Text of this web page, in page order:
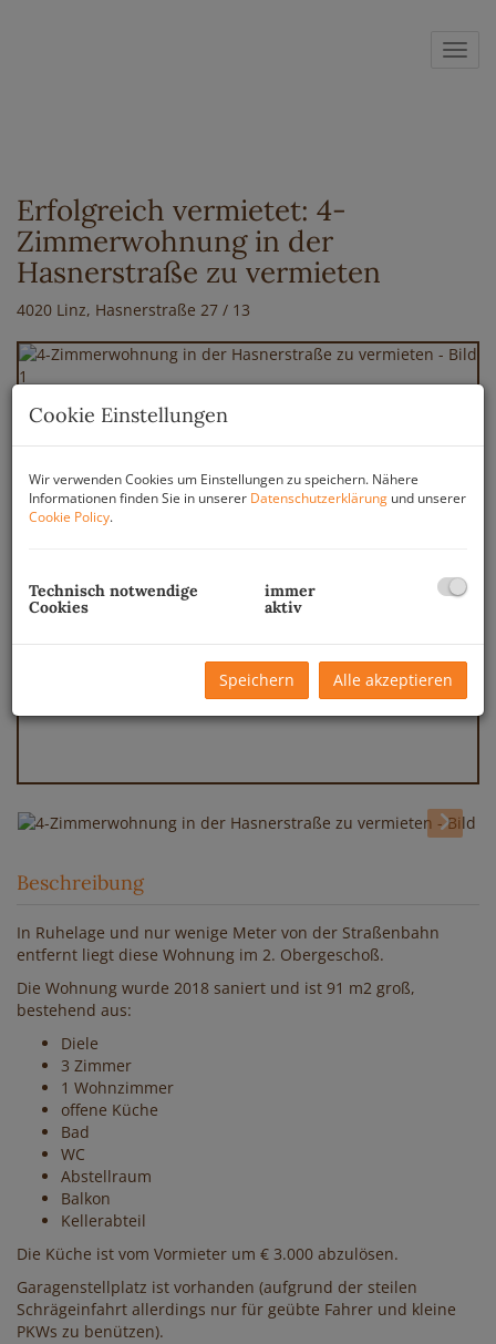
Erfolgreich vermietet: 4-
Zimmerwohnung in der
Hasnerstraße zu vermieten
4020 Linz, Hasnerstraße 27 / 13
Beschreibung
In Ruhelage und nur wenige Meter von der Straßenbahn
entfernt liegt diese Wohnung im 2. Obergeschoß.
Die Wohnung wurde 2018 saniert und ist 91 m2 groß,
bestehend aus:
Diele
3 Zimmer
1 Wohnzimmer
offene Küche
Bad
WC
Abstellraum
Balkon
Kellerabteil
Die Küche ist vom Vormieter um € 3.000 abzulösen.
Garagenstellplatz ist vorhanden (aufgrund der steilen
Schrägeinfahrt allerdings nur für geübte Fahrer und kleine
PKWs zu benützen).
Cookie Einstellungen
Wir verwenden Cookies um Einstellungen zu speichern. Nähere
Informationen finden Sie in unserer Datenschutzerklärung und unserer
Cookie Policy.
Technisch notwendige
Cookies
immer
aktiv
Speichern Alle akzeptieren